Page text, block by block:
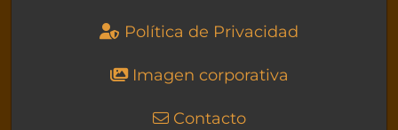
Política de Privacidad
Imagen corporativa
Contacto